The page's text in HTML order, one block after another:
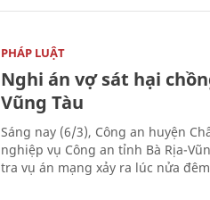
PHÁP LUẬT
Nghi án vợ sát hại
Vũng Tàu
Sáng nay (6/3), Công an huyện
nghiệp vụ Công an tỉnh Bà Rịa-
tra vụ án mạng xảy ra lúc nửa